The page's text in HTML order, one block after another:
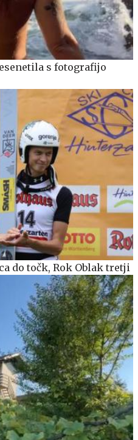
s fotografijo
do točk, Rok Oblak tretji